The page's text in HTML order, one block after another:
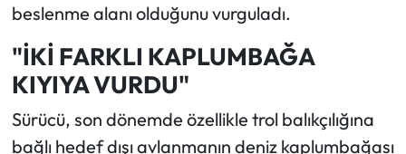
beslenme alanı olduğunu vurguladı.
"İKİ FARKLI KAPLUMBAĞA
KIYIYA VURDU"
Sürücü, son dönemde özellikle trol balıkçılığına
bağlı hedef dışı avlanmanın deniz kaplumbağası